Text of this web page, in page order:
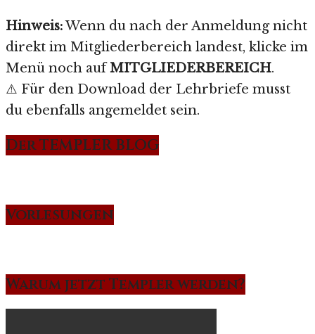
Hinweis:Wenn du nach der Anmeldung nicht
direkt im Mitgliederbereich landest, klicke im
Menü noch aufMITGLIEDERBEREICH.
⚠️ Für den Download der Lehrbriefe musst
du ebenfalls angemeldet sein.
Der TEMPLER BLOG
Vorlesungen
Warum jetzt Templer werden?